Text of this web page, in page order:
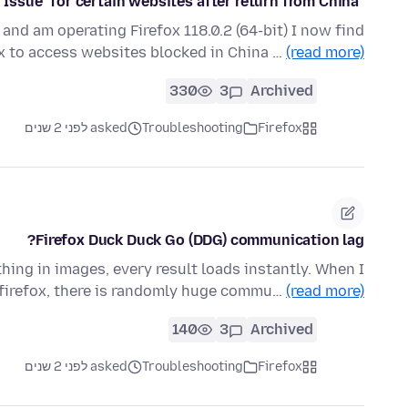
am operating Firefox 118.0.2 (64-bit) I now find
to access websites blocked in China … (read more)
Archived
3
330
Firefox
Troubleshooting asked לפני 2 שנים
Firefox Duck Duck Go (DDG) communication lag?
in images, every result loads instantly. When I
there is randomly huge commu… (read more)
Archived
3
140
Firefox
Troubleshooting asked לפני 2 שנים